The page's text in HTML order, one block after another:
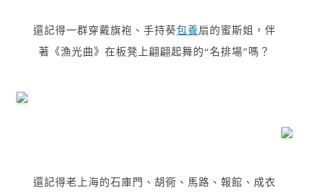
還記得一群穿戴旗袍、手持葵包養扇的蜜斯姐，伴
著《漁光曲》在板凳上翩翩起舞的“名排場”嗎？
還記得老上海的石庫門、胡衕、馬路、報館、成衣